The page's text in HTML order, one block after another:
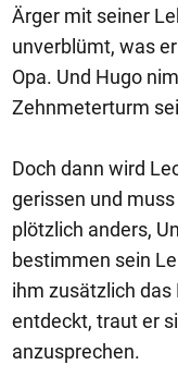
Ärger mit seiner
unverblümt, was
Opa. Und Hugo
Zehnmeterturm
Doch dann wird
gerissen und
plötzlich anders,
bestimmen sein
ihm zusätzlich das
entdeckt, traut er
anzusprechen.